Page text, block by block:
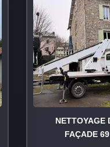
NETTOYAGE
FAÇADE 69